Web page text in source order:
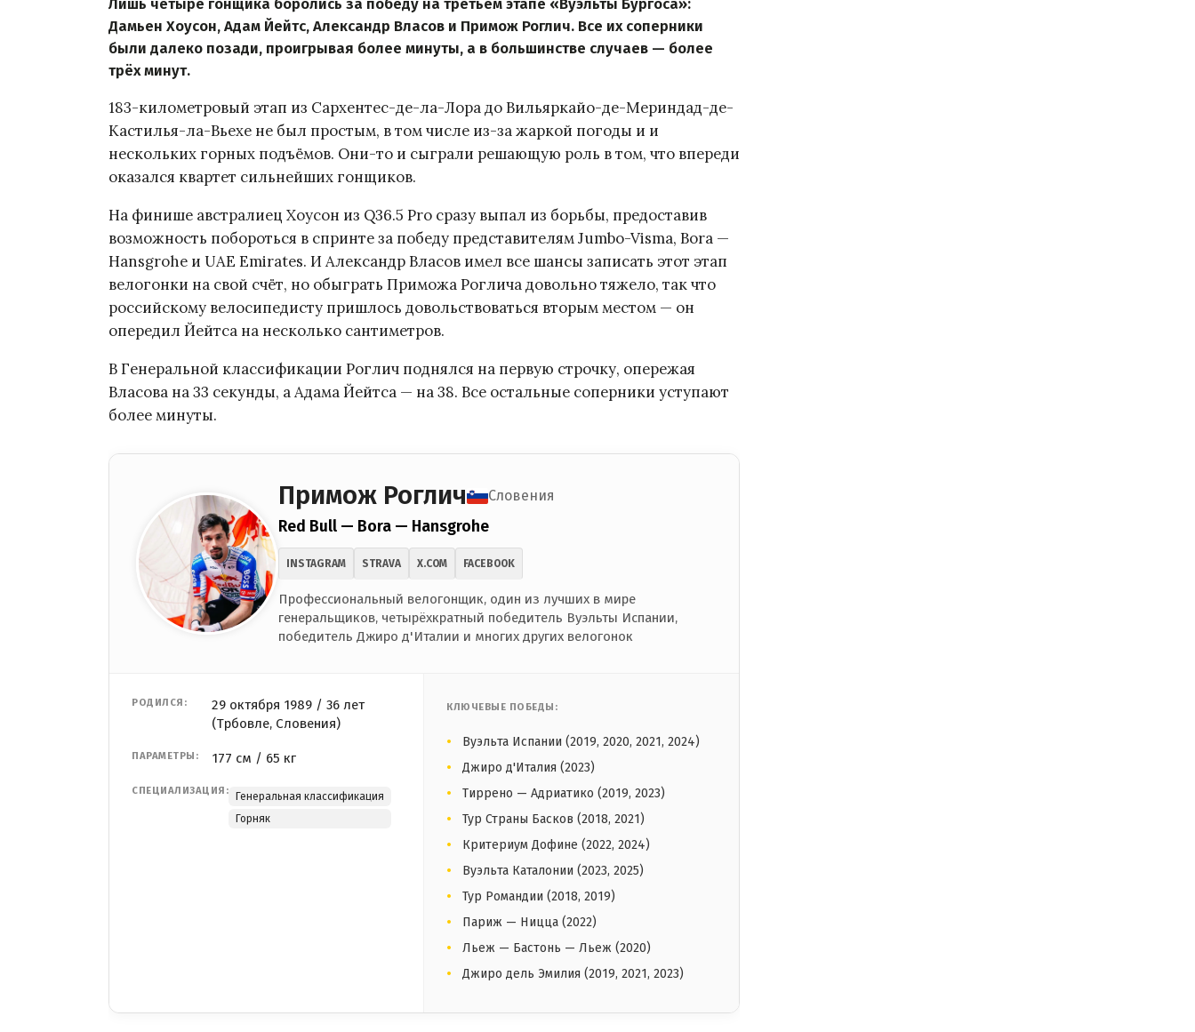
Дамьен Хоусон, Адам Йейтс, Александр Власов и Примож Роглич. Все их соперники
были далеко позади, проигрывая более минуты, а в большинстве случаев — более
трёх минут.
183-километровый этап из Сархентес-де-ла-Лора до Вильяркайо-де-Мериндад-де-
Кастилья-ла-Вьехе не был простым, в том числе из-за жаркой погоды и и
нескольких горных подъёмов. Они-то и сыграли решающую роль в том, что впереди
оказался квартет сильнейших гонщиков.
На финише австралиец Хоусон из Q36.5 Pro сразу выпал из борьбы, предоставив
возможность побороться в спринте за победу представителям Jumbo-Visma, Bora —
Hansgrohe и UAE Emirates. И Александр Власов имел все шансы записать этот этап
велогонки на свой счёт, но обыграть Приможа Роглича довольно тяжело, так что
российскому велосипедисту пришлось довольствоваться вторым местом — он
опередил Йейтса на несколько сантиметров.
В Генеральной классификации Роглич поднялся на первую строчку, опережая
Власова на 33 секунды, а Адама Йейтса — на 38. Все остальные соперники уступают
более минуты.
Примож Роглич Словения
Red Bull — Bora — Hansgrohe
INSTAGRAM STRAVA X.COM FACEBOOK
Профессиональный велогонщик, один из лучших в мире
генеральщиков, четырёхкратный победитель Вуэльты Испании,
победитель Джиро д'Италии и многих других велогонок
РОДИЛСЯ:
29 октября 1989 / 36 лет
(Трбовле, Словения)
ПАРАМЕТРЫ: 177 см / 65 кг
СПЕЦИАЛИЗАЦИЯ:
Генеральная классификация
Горняк
КЛЮЧЕВЫЕ ПОБЕДЫ:
Вуэльта Испании (2019, 2020, 2021, 2024)
Джиро д'Италия (2023)
Тиррено — Адриатико (2019, 2023)
Тур Страны Басков (2018, 2021)
Критериум Дофине (2022, 2024)
Вуэльта Каталонии (2023, 2025)
Тур Романдии (2018, 2019)
Париж — Ницца (2022)
Льеж — Бастонь — Льеж (2020)
Джиро дель Эмилия (2019, 2021, 2023)